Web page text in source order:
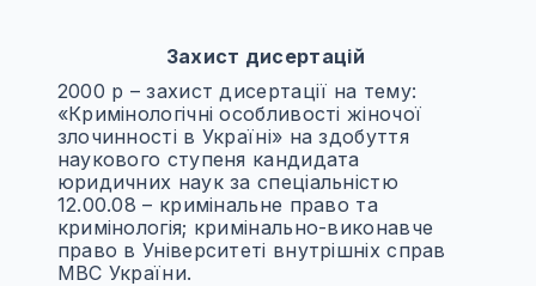
Захист дисертацій
2000 р – захист дисертації на тему:
«Кримінологічні особливості жіночої
злочинності в Україні» на здобуття
наукового ступеня кандидата
юридичних наук за спеціальністю
12.00.08 – кримінальне право та
кримінологія; кримінально-виконавче
право в Університеті внутрішніх справ
МВС України.